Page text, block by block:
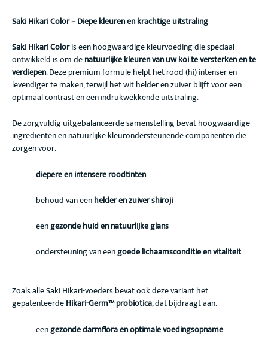
Saki Hikari Color – Diepe kleuren en krachtige uitstraling
Saki Hikari Coloris een hoogwaardige kleurvoeding die speciaal
ontwikkeld is om denatuurlijke kleuren van uw koi te versterken en te
verdiepen. Deze premium formule helpt het rood (hi) intenser en
levendiger te maken, terwijl het wit helder en zuiver blijft voor een
optimaal contrast en een indrukwekkende uitstraling.
De zorgvuldig uitgebalanceerde samenstelling bevat hoogwaardige
ingrediënten en natuurlijke kleurondersteunende componenten die
zorgen voor:
diepere en intensere roodtinten
behoud van eenhelder en zuiver shiroji
eengezonde huid en natuurlijke glans
ondersteuning van eengoede lichaamsconditie en vitaliteit
Zoals alle Saki Hikari-voeders bevat ook deze variant het
gepatenteerdeHikari-Germ™ probiotica, dat bijdraagt aan:
eengezonde darmflora en optimale voedingsopname